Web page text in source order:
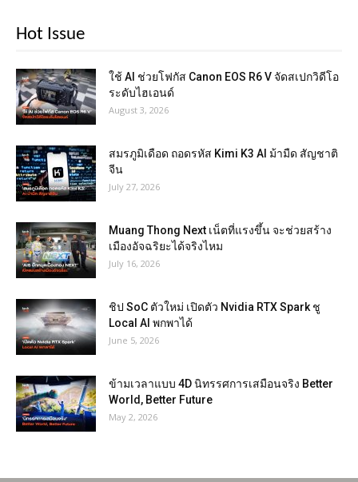
Hot Issue
ใช้ AI ช่วยโฟกัส Canon EOS R6 V จัดสเปกวิดีโอ
ระดับไฮเอนด์
August 3, 2026
สมรภูมิเดือด ถอดรหัส Kimi K3 AI ม้ามืด สัญชาติ
จีน
July 27, 2026
Muang Thong Next เน็ตที่แรงขึ้น จะช่วยสร้าง
เมืองอัจฉริยะได้จริงไหม
July 16, 2026
ชิป SoC ตัวใหม่ เปิดตัว Nvidia RTX Spark ชู
Local AI พกพาได้
June 5, 2026
ข้ามเวลาแบบ 4D นิทรรศการเสมือนจริง Better
World, Better Future
May 2, 2026